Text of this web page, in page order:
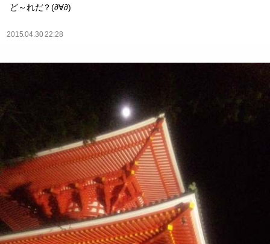
ど～れだ？(∂∀∂)
2015.04.30 22:28